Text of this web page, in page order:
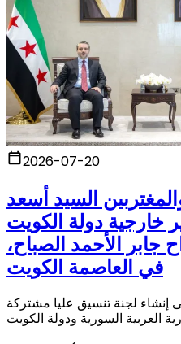
2026-07-20
السيد أسعد
خارجية دولة الكويت
جابر الأحمد الصباح،
في العاصمة الكويت
إنشاء لجنة تنسيق عليا مشتركة
العربية السورية ودولة الكويت